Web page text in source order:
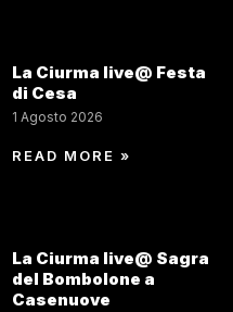
La Ciurma live@ Festa
di Cesa
1 Agosto 2026
READ MORE »
La Ciurma live@ Sagra
del Bombolone a
Casenuove